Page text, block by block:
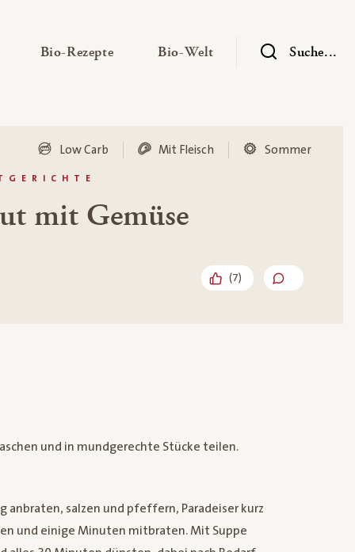
Untermenü ausklappen
Bio-Rezepte— Untermenü ausklappen
Bio-Welt — UntermenüSuche...
Low Carb Mit Fleisch Sommer
mit Gemüse
(7)
und in mundgerechte Stücke teilen.
salzen und pfeffern, Paradeiser kurz
und einige Minuten mitbraten. Mit Suppe